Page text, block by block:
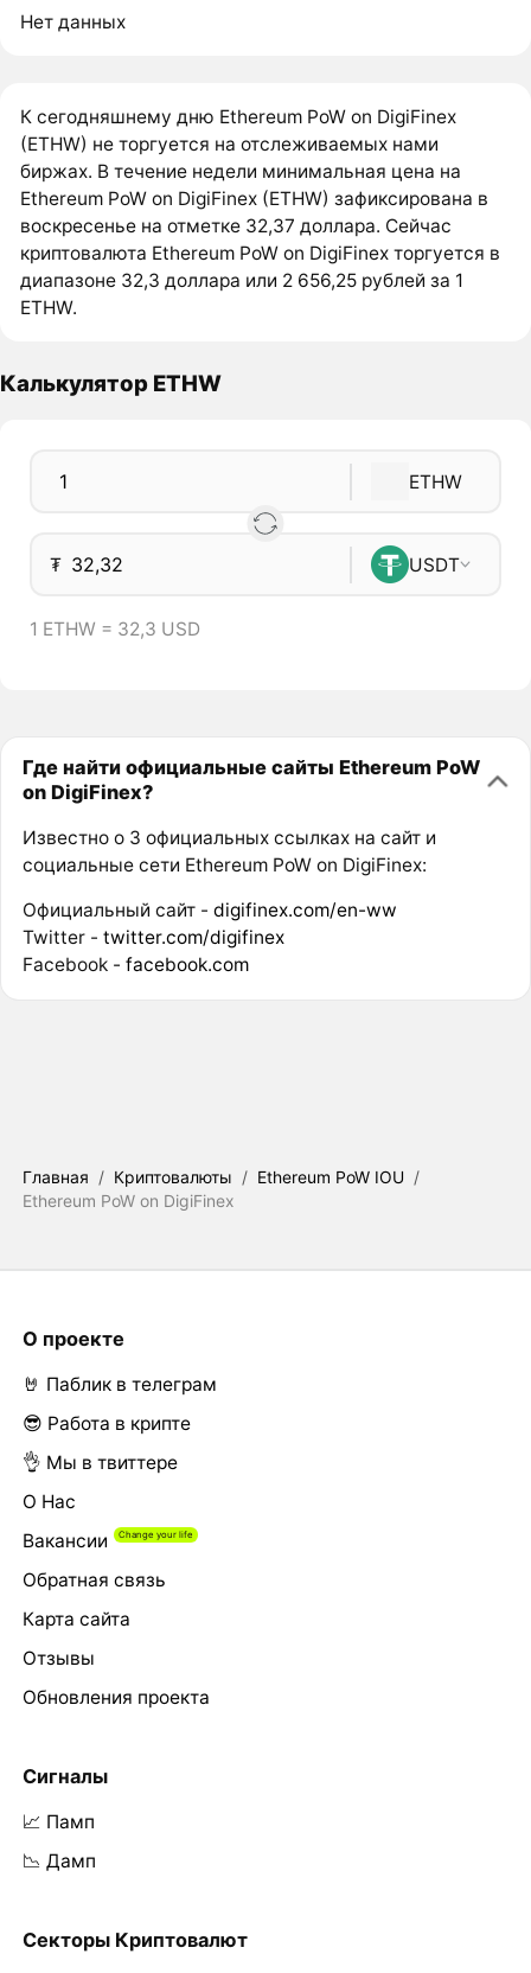
Нет данных
К сегодняшнему дню Ethereum PoW on DigiFinex
(ETHW) не торгуется на отслеживаемых нами
биржах. В течение недели минимальная цена на
Ethereum PoW on DigiFinex (ETHW) зафиксирована в
воскресенье на отметке 32,37 доллара. Сейчас
криптовалюта Ethereum PoW on DigiFinex торгуется в
диапазоне 32,3 доллара или 2 656,25 рублей за 1
ETHW.
Калькулятор ETHW
ETHW
₮ USDT
1 ETHW = 32,3 USD
Где найти официальные сайты Ethereum PoW
on DigiFinex?
Известно о 3 официальных ссылках на сайт и
социальные сети Ethereum PoW on DigiFinex:
Официальный сайт - digifinex.com/en-ww
Twitter - twitter.com/digifinex
Facebook - facebook.com
Главная / Криптовалюты / Ethereum PoW IOU /
Ethereum PoW on DigiFinex
О проекте
🤘 Паблик в телеграм
😎 Работа в крипте
👌 Мы в твиттере
О Нас
Вакансии
Обратная связь
Карта сайта
Отзывы
Обновления проекта
Сигналы
📈 Памп
📉 Дамп
Секторы Криптовалют